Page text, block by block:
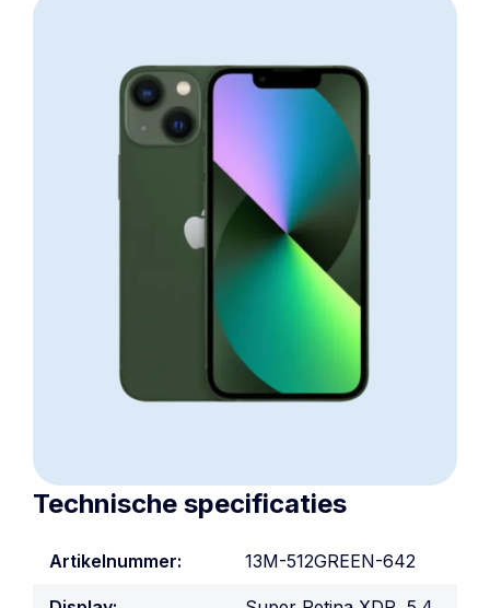
Technische specificaties
Artikelnummer: 13M-512GREEN-642